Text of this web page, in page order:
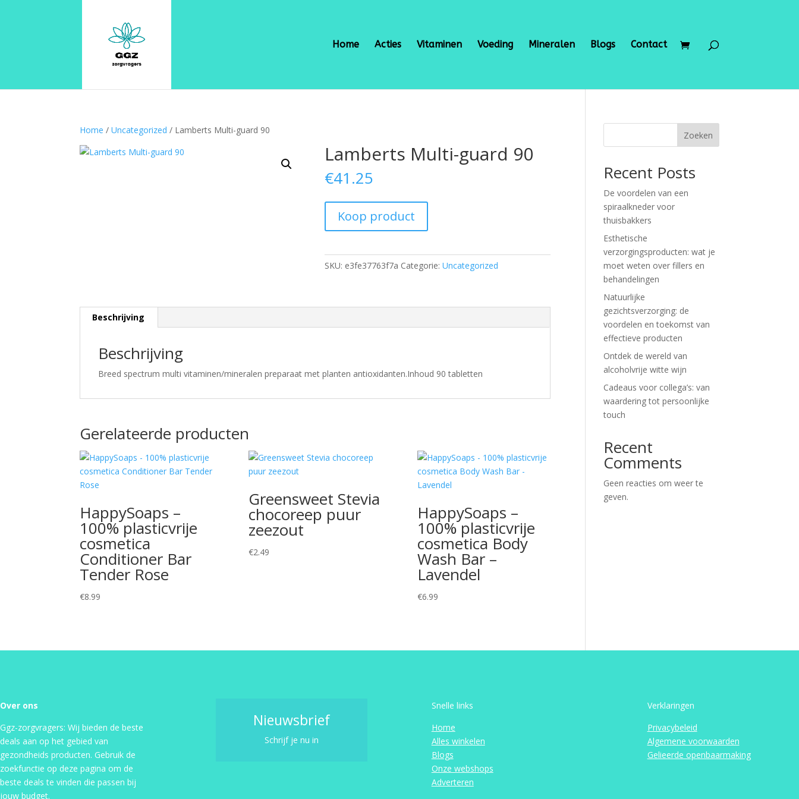
Home Acties Vitaminen Voeding Mineralen Blogs Contact
Home /Uncategorized / Lamberts Multi-guard 90
Lamberts Multi-guard 90
€41.25
Koop product
SKU: e3fe37763f7a Categorie:Uncategorized
Beschrijving
Beschrijving
Breed spectrum multi vitaminen/mineralen preparaat met planten antioxidanten.Inhoud 90 tabletten
Gerelateerde producten
HappySoaps –
100% plasticvrije
cosmetica
Conditioner Bar
Tender Rose
€8.99
Greensweet Stevia
chocoreep puur
zeezout
€2.49
HappySoaps –
100% plasticvrije
cosmetica Body
Wash Bar –
Lavendel
€6.99
Zoeken
Recent Posts
De voordelen van een
spiraalkneder voor
thuisbakkers
Esthetische
verzorgingsproducten: wat je
moet weten over fillers en
behandelingen
Natuurlijke
gezichtsverzorging: de
voordelen en toekomst van
effectieve producten
Ontdek de wereld van
alcoholvrije witte wijn
Cadeaus voor collega’s: van
waardering tot persoonlijke
touch
Recent
Comments
Geen reacties om weer te
geven.
Over ons
Ggz-zorgvragers: Wij bieden de beste
deals aan op het gebied van
gezondheids producten. Gebruik de
zoekfunctie op deze pagina om de
beste deals te vinden die passen bij
jouw budget.
Nieuwsbrief
Schrijf je nu in
Snelle links
Home
Alles winkelen
Blogs
Onze webshops
Adverteren
Verklaringen
Privacybeleid
Algemene voorwaarden
Gelieerde openbaarmaking